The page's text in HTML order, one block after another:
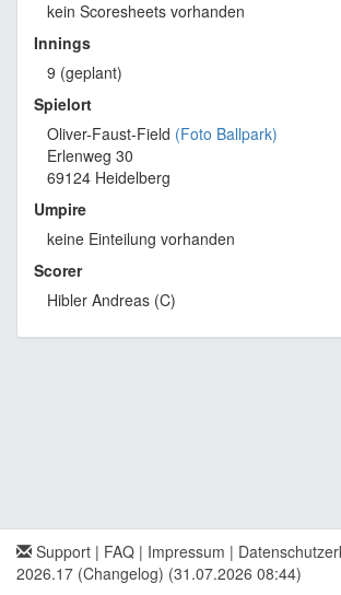
kein Scoresheets vorhanden
Innings
9 (geplant)
Spielort
Oliver-Faust-Field (Foto Ballpark)
Erlenweg 30
69124 Heidelberg
Umpire
keine Einteilung vorhanden
Scorer
Hibler Andreas (C)
Support | FAQ | Impressum |
2026.17 (Changelog) (31.07.2026 08:44)